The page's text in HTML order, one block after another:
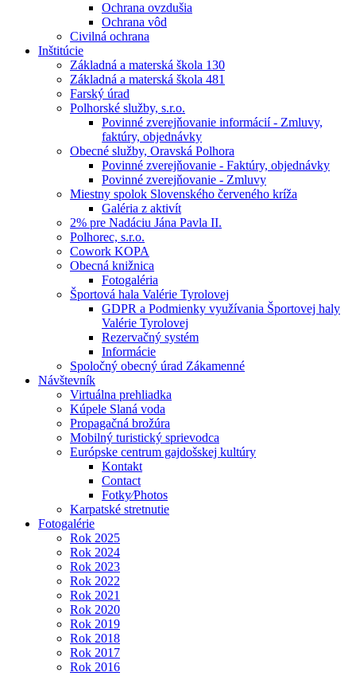
Ochrana ovzdušia
Ochrana vôd
Civilná ochrana
Inštitúcie
Základná a materská škola 130
Základná a materská škola 481
Farský úrad
Polhorské služby, s.r.o.
Povinné zverejňovanie informácií - Zmluvy,
faktúry, objednávky
Obecné služby, Oravská Polhora
Povinné zverejňovanie - Faktúry, objednávky
Povinné zverejňovanie - Zmluvy
Miestny spolok Slovenského červeného kríža
Galéria z aktivít
2% pre Nadáciu Jána Pavla II.
Polhorec, s.r.o.
Cowork KOPA
Obecná knižnica
Fotogaléria
Športová hala Valérie Tyrolovej
GDPR a Podmienky využívania Športovej haly
Valérie Tyrolovej
Rezervačný systém
Informácie
Spoločný obecný úrad Zákamenné
Návštevník
Virtuálna prehliadka
Kúpele Slaná voda
Propagačná brožúra
Mobilný turistický sprievodca
Európske centrum gajdošskej kultúry
Kontakt
Contact
Fotky⁄Photos
Karpatské stretnutie
Fotogalérie
Rok 2025
Rok 2024
Rok 2023
Rok 2022
Rok 2021
Rok 2020
Rok 2019
Rok 2018
Rok 2017
Rok 2016